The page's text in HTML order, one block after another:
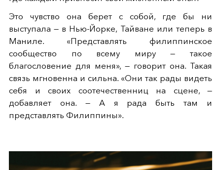
Это чувство она берет с собой, где бы ни
выступала — в Нью-Йорке, Тайване или теперь в
Маниле. «Представлять филиппинское
сообщество по всему миру — такое
благословение для меня», — говорит она. Такая
связь мгновенна и сильна. «Они так рады видеть
себя и своих соотечественниц на сцене, —
добавляет она. — А я рада быть там и
представлять Филиппины».